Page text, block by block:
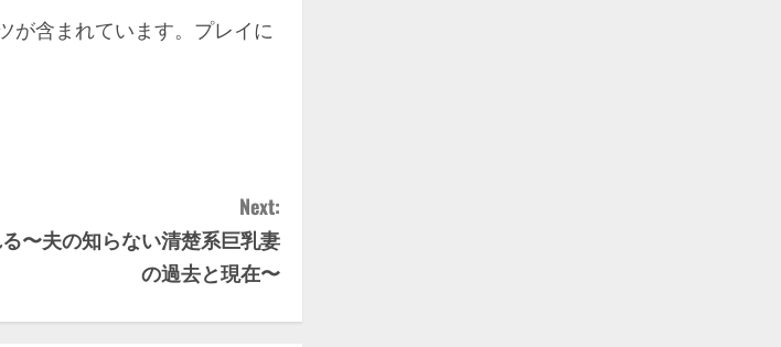
が含まれています。プレイに
Next:
〜夫の知らない清楚系巨乳妻
の過去と現在〜